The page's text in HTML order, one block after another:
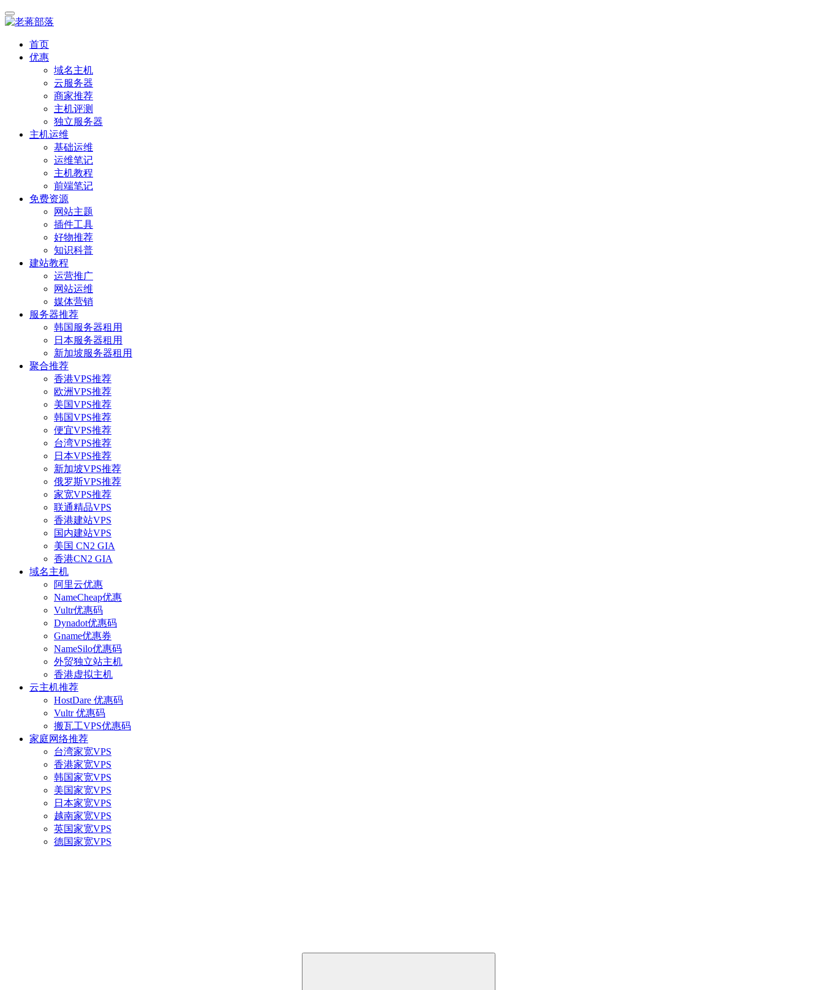
首页
优惠
域名主机
云服务器
商家推荐
主机评测
独立服务器
主机运维
基础运维
运维笔记
主机教程
前端笔记
免费资源
网站主题
插件工具
好物推荐
知识科普
建站教程
运营推广
网站运维
媒体营销
服务器推荐
韩国服务器租用
日本服务器租用
新加坡服务器租用
聚合推荐
香港VPS推荐
欧洲VPS推荐
美国VPS推荐
韩国VPS推荐
便宜VPS推荐
台湾VPS推荐
日本VPS推荐
新加坡VPS推荐
俄罗斯VPS推荐
家宽VPS推荐
联通精品VPS
香港建站VPS
国内建站VPS
美国 CN2 GIA
香港CN2 GIA
域名主机
阿里云优惠
NameCheap优惠
Vultr优惠码
Dynadot优惠码
Gname优惠券
NameSilo优惠码
外贸独立站主机
香港虚拟主机
云主机推荐
HostDare 优惠码
Vultr 优惠码
搬瓦工VPS优惠码
家庭网络推荐
台湾家宽VPS
香港家宽VPS
韩国家宽VPS
美国家宽VPS
日本家宽VPS
越南家宽VPS
英国家宽VPS
德国家宽VPS